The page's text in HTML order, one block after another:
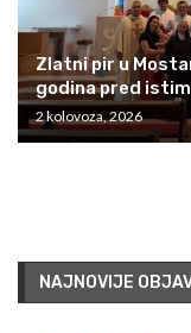
Zlatni pir u
godina pred
2 kolovoza, 2026
NAJNOVIJE